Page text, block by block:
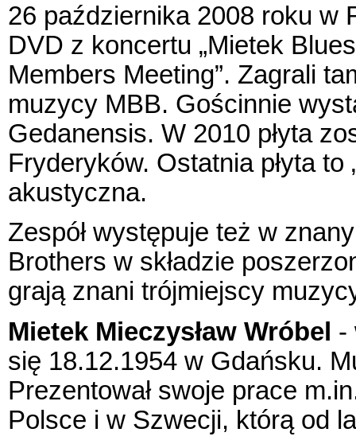
26 października 2008 roku w
DVD z koncertu „Mietek
Members Meeting”. Zagrali
muzycy MBB. Gościnnie
Gedanensis. W 2010 płyta
Fryderyków. Ostatnia płyta
akustyczna.
Zespół występuje też w
Brothers w składzie
grają znani trójmiejscy
Mietek Mieczysław Wróbel -
się 18.12.1954 w Gdańsku.
Prezentował swoje prace
Polsce i w Szwecji, którą od